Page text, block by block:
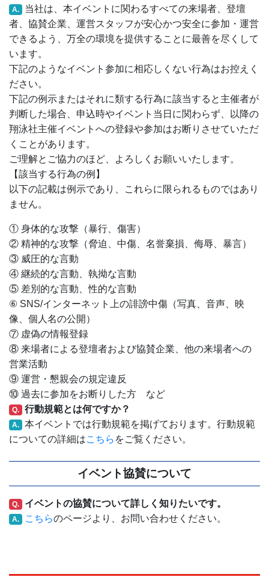
A. 当社は、本イベントに関わるすべての来場者、登壇
者、協賛企業、運営スタッフが安心かつ安全に参加・運営
できるよう、万全の環境を提供することに最善を尽くして
います。
下記のようなイベント参加に相応しくない行為はお控えく
ださい。
下記の例示またはそれに類する行為に該当すると主催者が
判断した場合、申込時やイベント当日に関わらず、以降の
翔泳社主催イベントへの登録や参加はお断りさせていただ
くことがあります。
ご理解とご協力のほど、よろしくお願いいたします。
【該当する行為の例】
以下の記載は例示であり、これらに限られるものではあり
ません。
① 身体的な攻撃（暴行、傷害）
② 精神的な攻撃（脅迫、中傷、名誉棄損、侮辱、暴言）
③ 威圧的な言動
④ 継続的な言動、執拗な言動
⑤ 差別的な言動、性的な言動
⑥ SNS/インターネット上の誹謗中傷（写真、音声、映
像、個人名の公開）
⑦ 虚偽の情報登録
⑧ 来場者による登壇者および協賛企業、他の来場者への
営業活動
⑨ 運営・懇親会の規定違反
⑩ 過去に参加をお断りした方 など
Q. 行動規範とは何ですか？
A. 本イベントでは行動規範を掲げております。行動規範
についての詳細はこちら をご覧ください。
イベント協賛について
Q. イベントの協賛について詳しく知りたいです。
A. こちらのページより、お問い合わせください。